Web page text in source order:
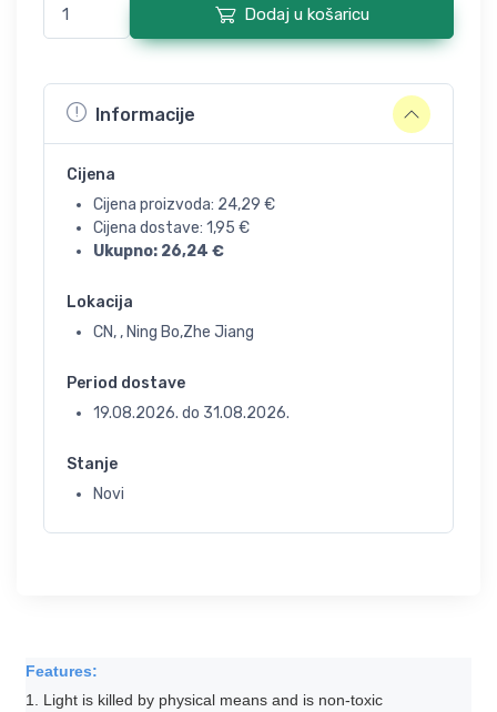
Dodaj u košaricu
Informacije
Cijena
Cijena proizvoda: 24,29 €
Cijena dostave: 1,95 €
Ukupno: 26,24 €
Lokacija
CN, , Ning Bo,Zhe Jiang
Period dostave
19.08.2026. do 31.08.2026.
Stanje
Novi